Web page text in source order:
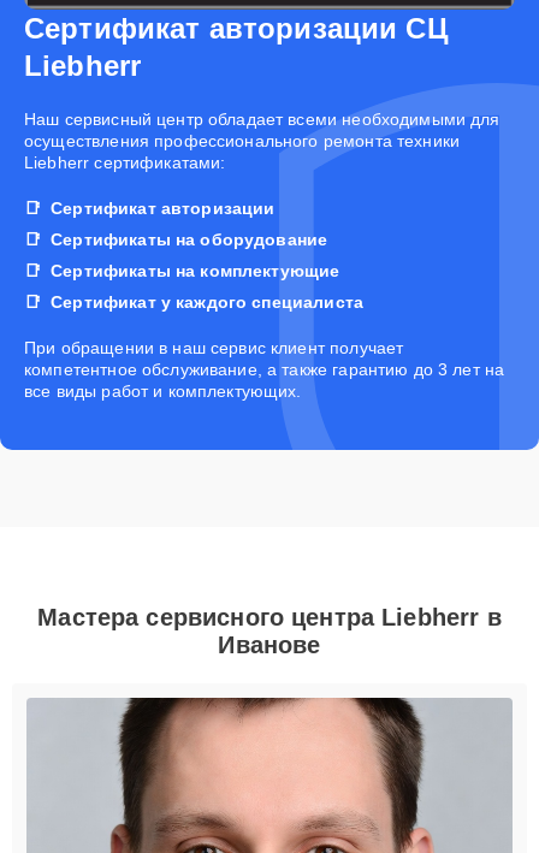
Сертификат авторизации СЦ
Liebherr
Наш сервисный центр обладает всеми необходимыми для
осуществления профессионального ремонта техники
Liebherr сертификатами:
Сертификат авторизации
Сертификаты на оборудование
Сертификаты на комплектующие
Сертификат у каждого специалиста
При обращении в наш сервис клиент получает
компетентное обслуживание, а также гарантию до 3 лет на
все виды работ и комплектующих.
Мастера сервисного центра Liebherr в
Иванове